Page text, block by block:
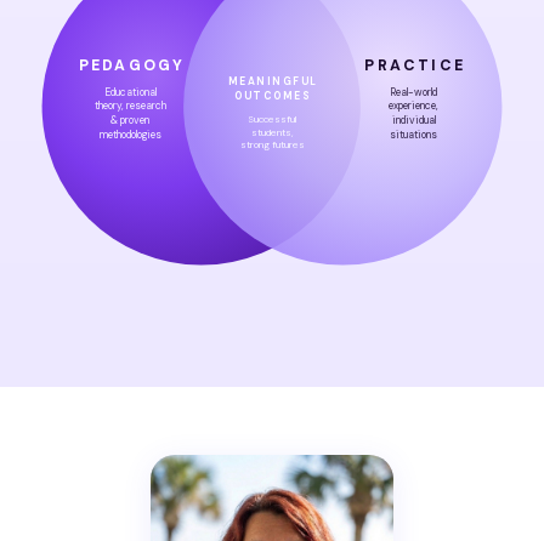
PEDAGOGY
Educational
theory, research
& proven
methodologies
PRACTICE
Real-world
experience,
individual
situations
MEANINGFUL
OUTCOMES
Successful
students,
strong futures